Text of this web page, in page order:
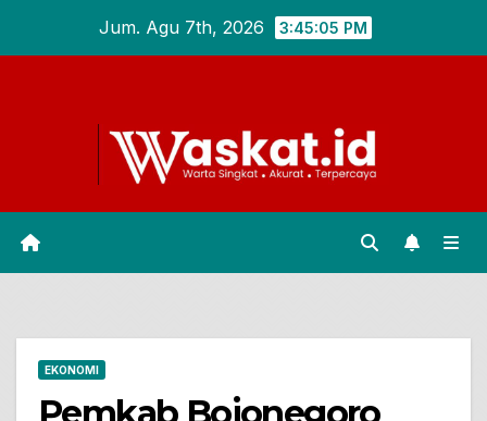
Jum. Agu 7th, 2026 3:45:06 PM
EKONOMI